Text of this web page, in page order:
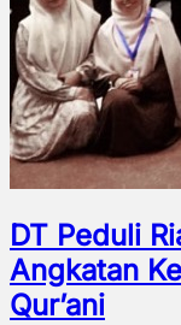
DT Peduli
Angkatan
Qur’ani